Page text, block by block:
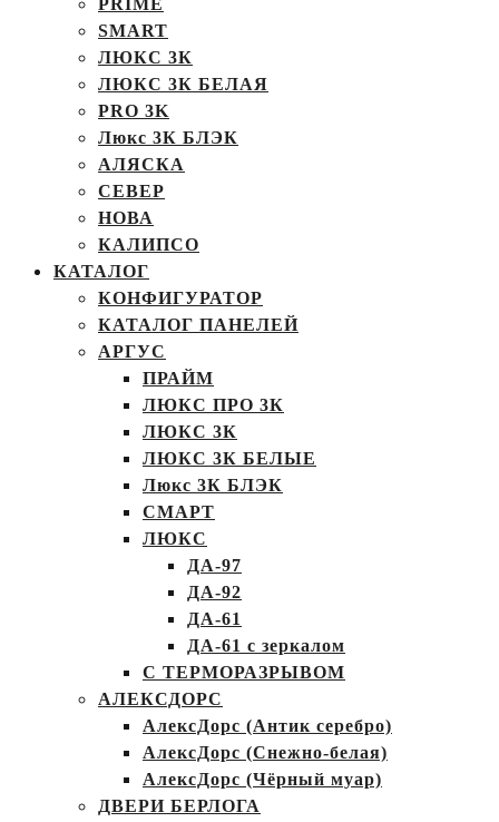
PRIME
SMART
ЛЮКС 3К
ЛЮКС 3К БЕЛАЯ
PRO 3K
Люкс 3К БЛЭК
АЛЯСКА
СЕВЕР
НОВА
КАЛИПСО
КАТАЛОГ
КОНФИГУРАТОР
КАТАЛОГ ПАНЕЛЕЙ
АРГУС
ПРАЙМ
ЛЮКС ПРО 3К
ЛЮКС 3К
ЛЮКС 3К БЕЛЫЕ
Люкс 3К БЛЭК
СМАРТ
ЛЮКС
ДА-97
ДА-92
ДА-61
ДА-61 с зеркалом
С ТЕРМОРАЗРЫВОМ
АЛЕКСДОРС
АлексДорс (Антик серебро)
АлексДорс (Снежно-белая)
АлексДорс (Чёрный муар)
ДВЕРИ БЕРЛОГА